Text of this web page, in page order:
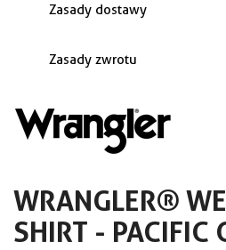
Zasady dostawy
Zasady zwrotu
WRANGLER®
SHIRT - PACIFIC